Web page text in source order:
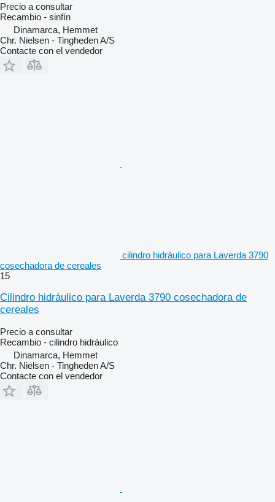
Precio a consultar
Recambio - sinfín
Dinamarca, Hemmet
Chr. Nielsen - Tingheden A/S
Contacte con el vendedor
cilindro hidráulico para Laverda 3790
cosechadora de cereales
15
Cilindro hidráulico para Laverda 3790 cosechadora de
cereales
Precio a consultar
Recambio - cilindro hidráulico
Dinamarca, Hemmet
Chr. Nielsen - Tingheden A/S
Contacte con el vendedor